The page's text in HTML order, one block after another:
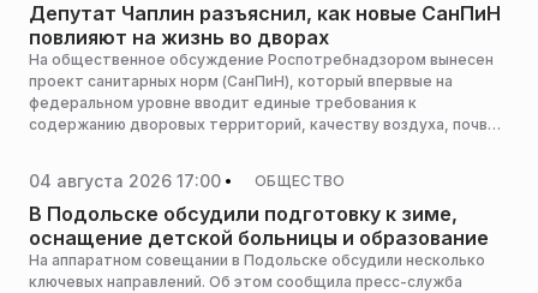
Депутат Чаплин разъяснил, как новые СанПиН
повлияют на жизнь во дворах
На общественное обсуждение Роспотребнадзором вынесен
проект санитарных норм (СанПиН), который впервые на
федеральном уровне вводит единые требования к
содержанию дворовых территорий, качеству воздуха, почвы,
трактовались неоднозначно, либо вовсе отсутствовали в
законодательстве, сообщает 360.ru.
04 августа 2026 17:00 ОБЩЕСТВО
В Подольске обсудили подготовку к зиме,
оснащение детской больницы и образование
На аппаратном совещании в Подольске обсудили несколько
ключевых направлений. Об этом сообщила пресс-служба